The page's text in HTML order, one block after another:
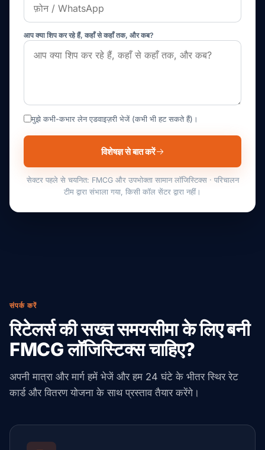
आप क्या शिप कर रहे हैं, कहाँ से कहाँ तक, और कब?
मुझे कभी-कभार लेन एडवाइज़री भेजें (कभी भी हट सकते हैं)।
विशेषज्ञ से बात करें
सेक्टर पहले से चयनित: FMCG और उपभोक्ता सामान लॉजिस्टिक्स · परिचालन
टीम द्वारा संभाला गया, किसी कॉल सेंटर द्वारा नहीं।
संपर्क करें
रिटेलर्स की सख्त समयसीमा के लिए बनी
FMCG लॉजिस्टिक्स चाहिए?
अपनी मात्रा और मार्ग हमें भेजें और हम 24 घंटे के भीतर स्थिर रेट
कार्ड और वितरण योजना के साथ प्रस्ताव तैयार करेंगे।